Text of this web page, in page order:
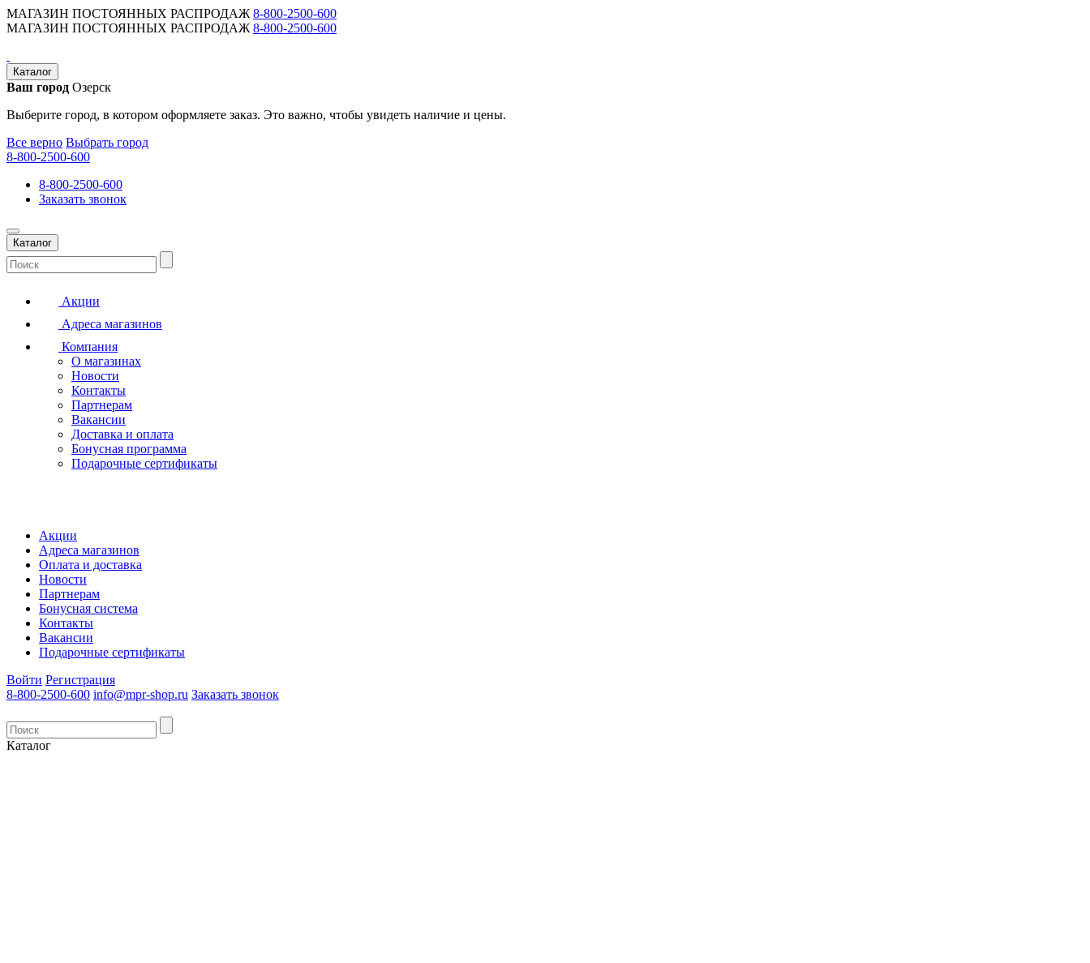
МАГАЗИН ПОСТОЯННЫХ РАСПРОДАЖ 8-800-2500-600
МАГАЗИН ПОСТОЯННЫХ РАСПРОДАЖ 8-800-2500-600
Каталог
Ваш город Озерск
Выберите город, в котором оформляете заказ. Это важно, чтобы увидеть наличие и цены.
Все верно Выбрать город
8-800-2500-600
8-800-2500-600
Заказать звонок
Каталог
Акции
Адреса магазинов
Компания
О магазинах
Новости
Контакты
Партнерам
Вакансии
Доставка и оплата
Бонусная программа
Подарочные сертификаты
Акции
Адреса магазинов
Оплата и доставка
Новости
Партнерам
Бонусная система
Контакты
Вакансии
Подарочные сертификаты
Войти Регистрация
8-800-2500-600 info@mpr-shop.ru Заказать звонок
Каталог